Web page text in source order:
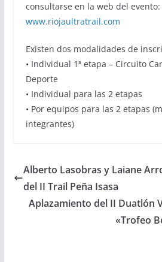
consultarse en la web del evento:
www.riojaultratrail.com
Existen dos modalidades de
• Individual 1ª etapa – Circuito
Deporte
• Individual para las 2 etapas
• Por equipos para las 2 etapas
integrantes)
Alberto Lasobras y Laiane
del II Trail Peña Isasa
Aplazamiento del II Duatlón
«Trofeo